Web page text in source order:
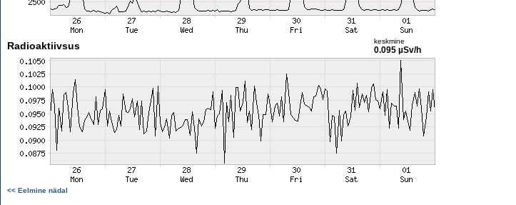
Radioaktiivsus keskmine
0.095 µSv/h
<< Eelmine nädal